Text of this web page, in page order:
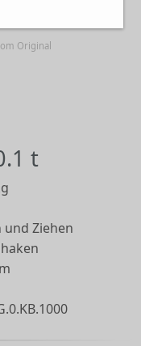
Original
t
und Ziehen